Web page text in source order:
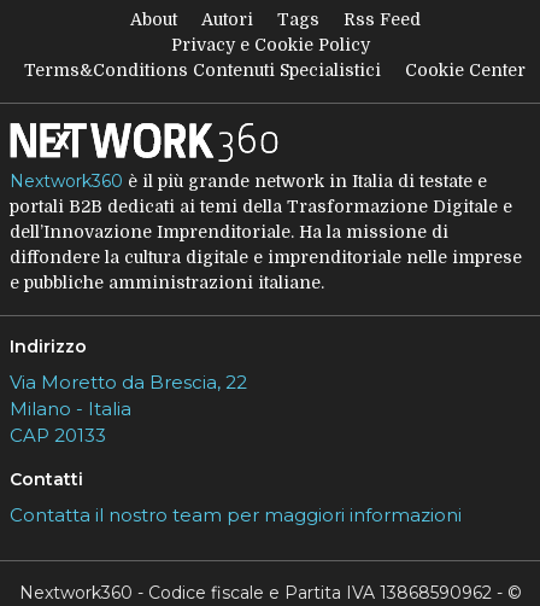
About Autori Tags
Rss Feed
Privacy e Cookie Policy
Terms&Conditions Contenuti Specialistici
Cookie Center
Nextwork360 è il più grande network in Italia di testate e
portali B2B dedicati ai temi della Trasformazione Digitale e
dell’Innovazione Imprenditoriale. Ha la missione di
diffondere la cultura digitale e imprenditoriale nelle imprese
e pubbliche amministrazioni italiane.
Indirizzo
Via Moretto da Brescia, 22
Milano - Italia
CAP 20133
Contatti
Contatta il nostro team per maggiori informazioni
Nextwork360 - Codice fiscale e Partita IVA 13868590962 - ©